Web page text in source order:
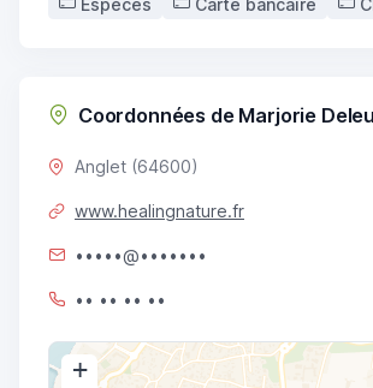
Espèces Carte bancaire
Coordonnées de Marjorie
Anglet (64600)
www.healingnature.fr
•••••@•••••••
•• •• •• ••
+